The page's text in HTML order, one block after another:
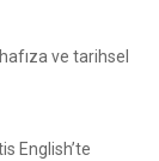
ve tarihsel
English’te